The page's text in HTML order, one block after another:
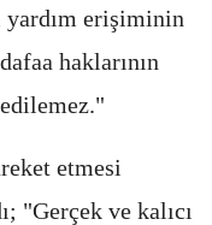
yardım erişiminin
haklarının
etmesi
"Gerçek ve kalıcı